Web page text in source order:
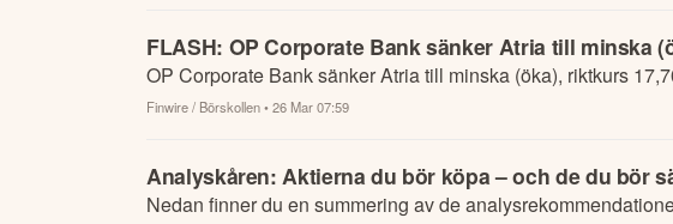
FLASH: OP Corporate Bank sänker Atria till minska
OP Corporate Bank sänker Atria till minska (öka), riktkurs
Finwire / Börskollen• 26 Mar 07:59
Analyskåren: Aktierna du bör köpa – och de du bör
Nedan finner du en summering av de